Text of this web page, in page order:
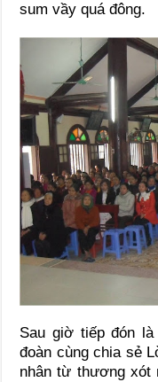
sum vầy quá đông.
Sau giờ tiếp đón
đoàn cùng chia sẻ
nhân từ thương xót